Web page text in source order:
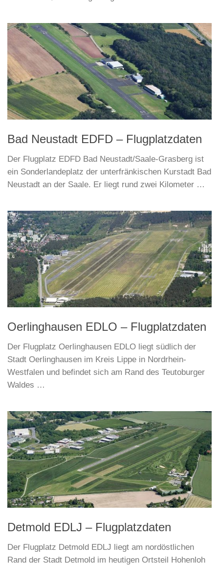
Bad Neustadt EDFD – Flugplatzdaten
Der Flugplatz EDFD Bad Neustadt/Saale-Grasberg ist
ein Sonderlandeplatz der unterfränkischen Kurstadt Bad
Neustadt an der Saale. Er liegt rund zwei Kilometer …
Oerlinghausen EDLO – Flugplatzdaten
Der Flugplatz Oerlinghausen EDLO liegt südlich der
Stadt Oerlinghausen im Kreis Lippe in Nordrhein-
Westfalen und befindet sich am Rand des Teutoburger
Waldes …
Detmold EDLJ – Flugplatzdaten
Der Flugplatz Detmold EDLJ liegt am nordöstlichen
Rand der Stadt Detmold im heutigen Ortsteil Hohenloh